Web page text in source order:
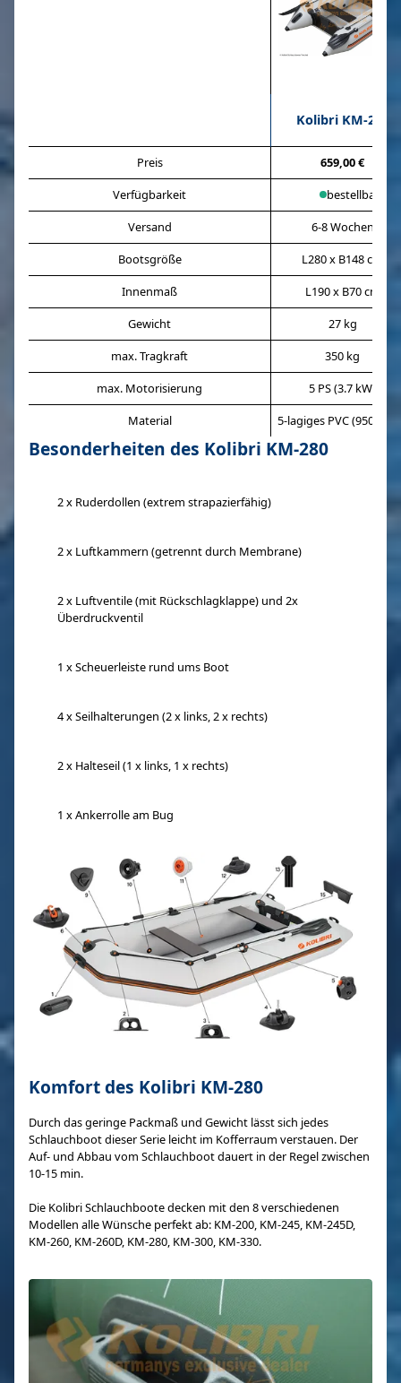
Kolibri KM-280
Preis
659,00 €
Verfügbarkeit
bestellbar
Versand
6-8 Wochen
Bootsgröße
L280 x B148 cm
Innenmaß
L190 x B70 cm
Gewicht
27 kg
max. Tragkraft
350 kg
max. Motorisierung
5 PS (3.7 kW)
Material
5-lagiges PVC (950g/
Besonderheiten des Kolibri KM-280
2 x Ruderdollen (extrem strapazierfähig)
2 x Luftkammern (getrennt durch Membrane)
2 x Luftventile (mit Rückschlagklappe) und 2x
Überdruckventil
1 x Scheuerleiste rund ums Boot
4 x Seilhalterungen (2 x links, 2 x rechts)
2 x Halteseil (1 x links, 1 x rechts)
1 x Ankerrolle am Bug
Komfort des Kolibri KM-280
Durch das geringe Packmaß und Gewicht lässt sich jedes
Schlauchboot dieser Serie leicht im Kofferraum verstauen. Der
Auf- und Abbau vom Schlauchboot dauert in der Regel zwischen
10-15 min.
Die Kolibri Schlauchboote decken mit den 8 verschiedenen
Modellen alle Wünsche perfekt ab: KM-200, KM-245, KM-245D,
KM-260, KM-260D, KM-280, KM-300, KM-330.